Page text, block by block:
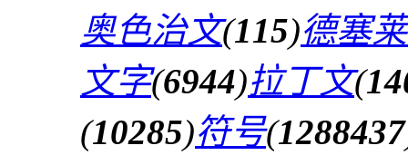
奥色治文(115)德塞
文字(6944)拉丁文(
(10285)符号(1288437